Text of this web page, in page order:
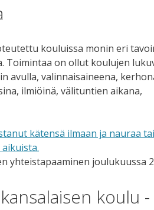
kouluissa monin eri
Toimintaa on ollut koulujen
avulla, valinnaisaineena,
ilmiöinä, välituntien aikana,
yhteistapaaminen joulukuussa
koulu -